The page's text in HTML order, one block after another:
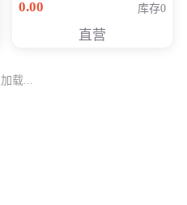
0.00 库存0
直营
载...